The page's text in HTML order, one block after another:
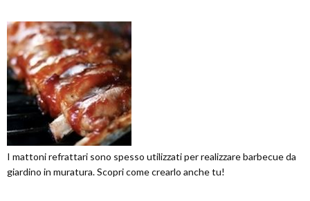
I mattoni refrattari sono spesso utilizzati per realizzare barbecue da
giardino in muratura. Scopri come crearlo anche tu!